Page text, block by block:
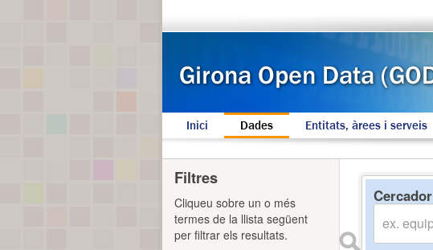
Inici Dades Entitats, àrees i serveis
Cercador
Filtres
Cliqueu sobre un o més
termes de la llista següent
per filtrar els resultats.